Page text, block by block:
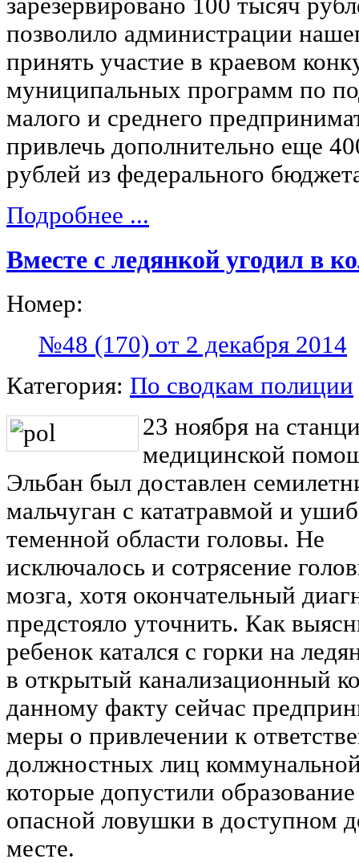
зарезервировано 100 тысяч
позволило администрации
принять участие в краевом
муниципальных программ по
малого и среднего
привлечь дополнительно еще
рублей из федерального
Подробнее ...
Вместе с ледянкой угодил в
Номер:
№48 (170) от 2 декабря 2014
Категория: По сводкам полиции
23 ноября на
медицинской
Эльбан был доставлен
мальчуган с кататравмой и
теменной области головы. Не
исключалось и сотрясение
мозга, хотя окончательный
предстояло уточнить. Как
ребенок катался с горки на
в открытый канализационный
данному факту сейчас
меры о привлечении к
должностных лиц
которые допустили образование
опасной ловушки в доступном
месте.